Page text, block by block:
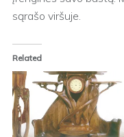
sąrašo viršuje.
Related